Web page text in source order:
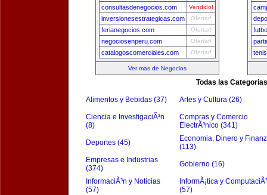
consultasdenegocios.com Vendido!
inversionesestrategicas.com Ofertar!
ferianegocios.com Ofertar!
negociosenperu.com Ofertar!
catalogoscomerciales.com Ofertar!
Ver mas de Negocios
Todas las Categorias
Alimentos y Bebidas (37) Artes y Cultura (26)
Ciencia e InvestigaciÃ³n
(8)
Compras y Comercio
ElectrÃ³nico (341)
Deportes (45)
Economia, Dinero y
(113)
Empresas e Industrias
(374)
Gobierno (16)
InformaciÃ³n y Noticias
(57)
InformÃ¡tica y
(57)